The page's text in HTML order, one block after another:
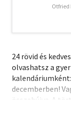
Otfried
24 rövid és
olvashatsz a
decemberben!
összebújva. A
korosztálynak